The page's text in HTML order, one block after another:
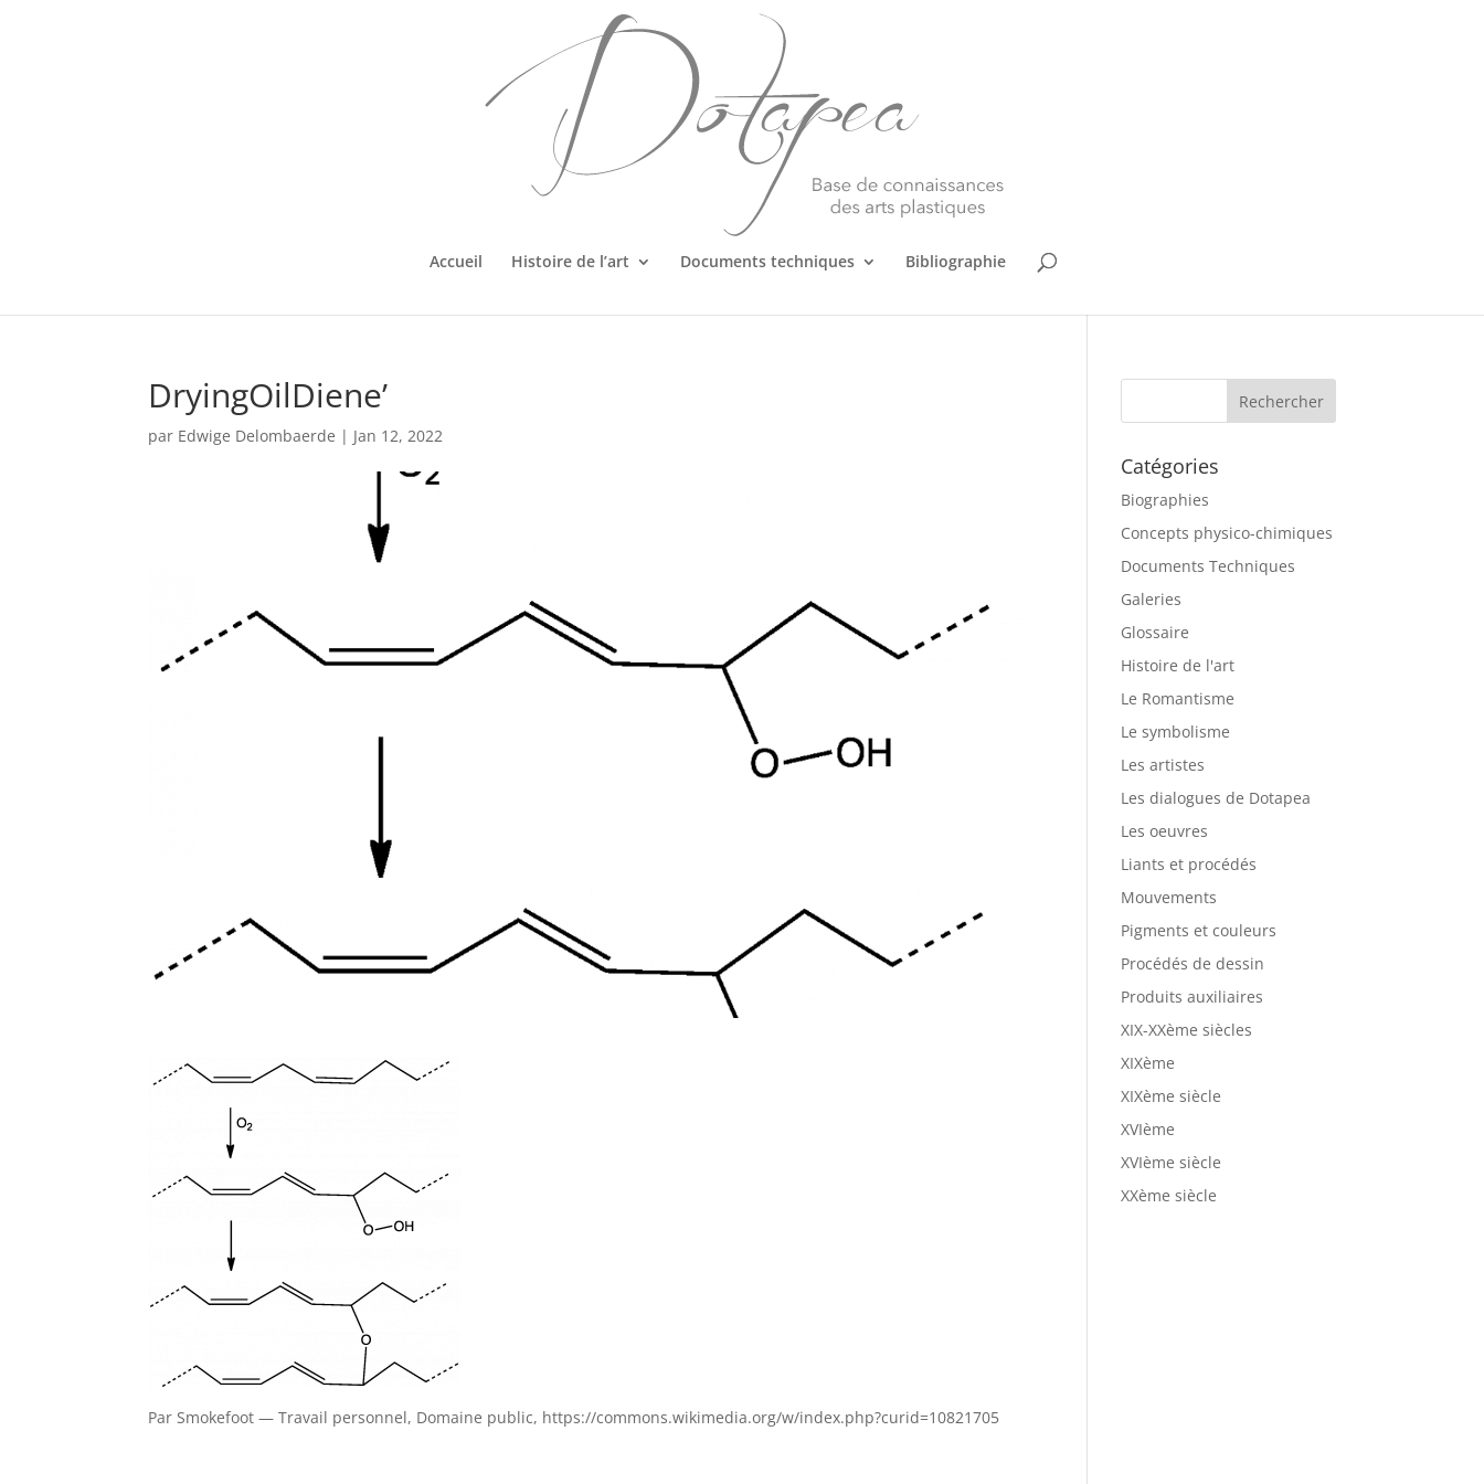
Accueil Histoire de l’art Documents techniques Bibliographie
DryingOilDiene’
par Edwige Delombaerde | Jan 12, 2022
Par Smokefoot — Travail personnel, Domaine public, https://commons.wikimedia.org/w/index.php?curid=10821705
Catégories
Biographies
Concepts physico-chimiques
Documents Techniques
Galeries
Glossaire
Histoire de l'art
Le Romantisme
Le symbolisme
Les artistes
Les dialogues de Dotapea
Les oeuvres
Liants et procédés
Mouvements
Pigments et couleurs
Procédés de dessin
Produits auxiliaires
XIX-XXème siècles
XIXème
XIXème siècle
XVIème
XVIème siècle
XXème siècle